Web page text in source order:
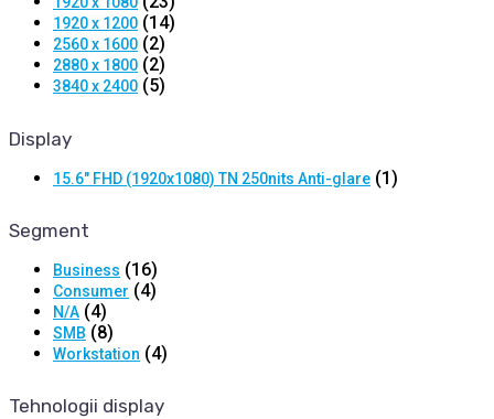
1920 x 1200 (14)
2560 x 1600 (2)
2880 x 1800 (2)
3840 x 2400 (5)
Display
15.6" FHD (1920x1080) TN 250nits Anti-glare (1)
Segment
Business (16)
Consumer (4)
N/A (4)
SMB (8)
Workstation (4)
Tehnologii display